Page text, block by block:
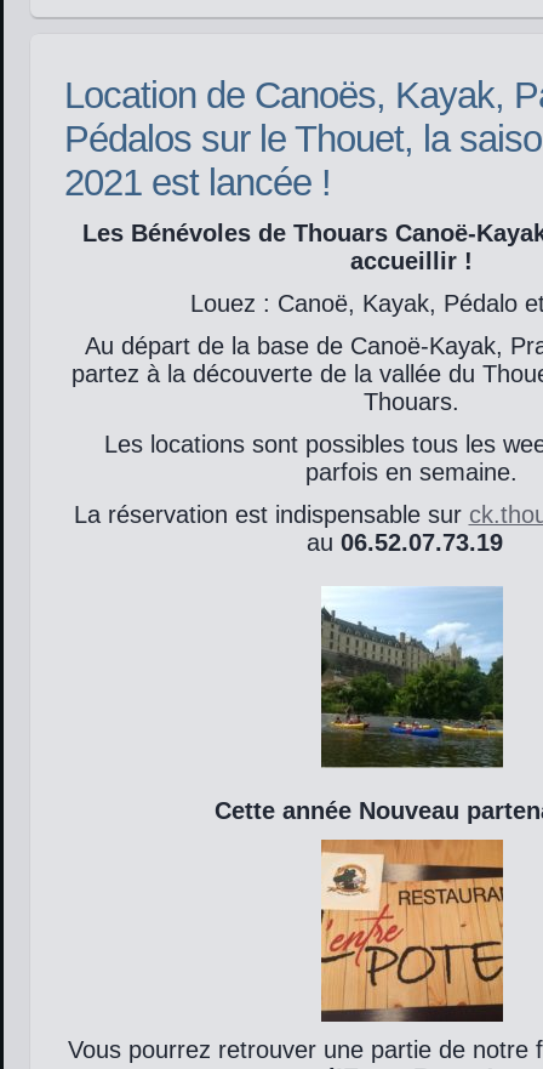
Location de Canoës, Kayak,
Pédalos sur le Thouet, la
2021 est lancée !
Les Bénévoles de Thouars Canoë-
accueillir !
Louez : Canoë, Kayak, Pédalo
Au départ de la base de Canoë-Kayak,
partez à la découverte de la vallée du
Thouars.
Les locations sont possibles tous les
parfois en semaine.
La réservation est indispensable sur
au 06.52.07.73.19
Cette année Nouveau
Vous pourrez retrouver une partie de notre